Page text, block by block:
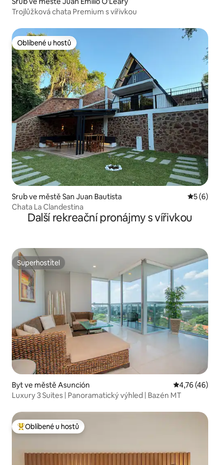
Trojlůžková chata Premium s vířivkou
Oblíbené u hostů
Oblíbené u hostů
Srub ve městě San Juan Bautista
5 (6)
Chata La Clandestina
Další rekreační pronájmy s vířivkou
Superhostitel
Superhostitel
Byt ve městě Asunción Průměrné
4,76 (46)
Luxury 3 Suites | Panoramatický výhled | Bazén MT
Nejlepší v kategorii Oblíbené u hostů
Oblíbené u hostů